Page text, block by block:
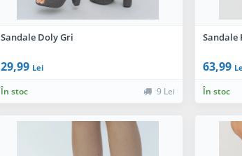
Sandale Doly Gri
29,99 Lei
În stoc 9 Lei
Sandale
63,99
În stoc